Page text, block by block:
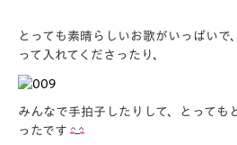
とっても素晴らしいお歌がいっぱいで
って入れてくださったり、
みんなで手拍子したりして、とっても
ったです